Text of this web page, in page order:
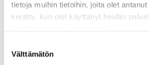
tietoja muihin tietoihin, joita olet
kerätty, kun olet käyttänyt heidän
valinta
Välttämätön
Kuvaus
tuulensuojaisan kasvupaikan. Viihtyy